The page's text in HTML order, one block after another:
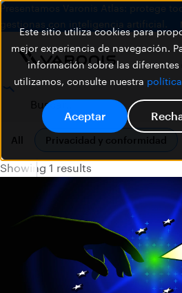
Este sitio utiliza cookies para
mejor experiencia de navegación.
información sobre las diferentes
utilizamos, consulte nuestra
Aceptar
Presentamos Varonis Atlas: protege
gestionas con inteligencia artificial.
All Privacidad y conformidad
Showing 1 results